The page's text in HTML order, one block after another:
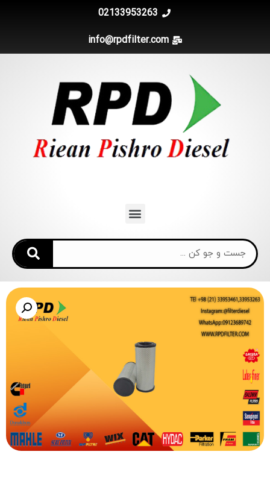
02133953263
info@rpdfilter.com